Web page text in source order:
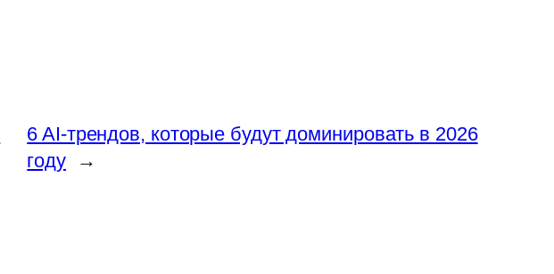
6 AI-трендов, которые будут доминировать в 2026
году
→